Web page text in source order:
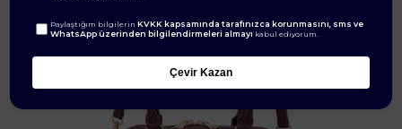
Paylaştığım bilgilerinKVKK kapsamında tarafınızca korunmasını, sms ve
WhatsApp üzerinden bilgilendirmeleri almayı kabul ediyorum.
Çevir Kazan